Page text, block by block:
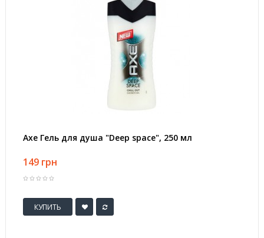
Axe Гель для душа "Deep space", 250 мл
149 грн
КУПИТЬ